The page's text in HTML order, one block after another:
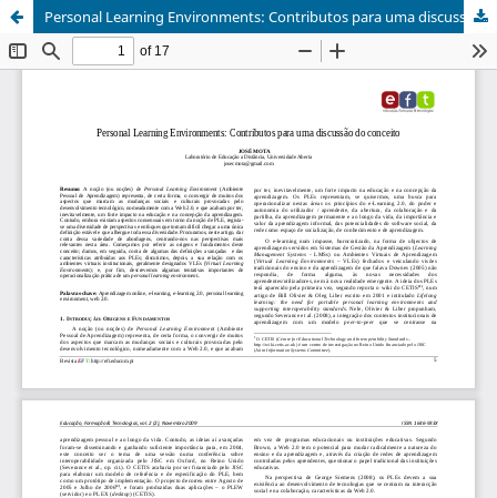
Personal Learning Environments: Contributos para uma discussão do conceito